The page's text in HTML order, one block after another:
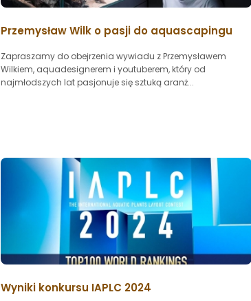
Przemysław Wilk o pasji do aquascapingu
Zapraszamy do obejrzenia wywiadu z Przemysławem
Wilkiem, aquadesignerem i youtuberem, który od
najmłodszych lat pasjonuje się sztuką aranż...
Wyniki konkursu IAPLC 2024